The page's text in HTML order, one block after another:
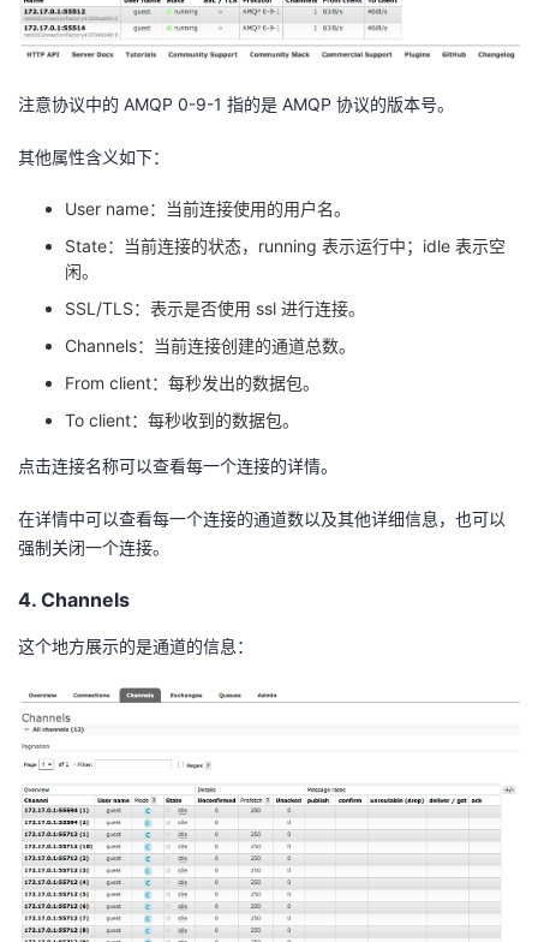
注意协议中的 AMQP 0-9-1 指的是 AMQP 协议的版本号。
其他属性含义如下：
User name：当前连接使用的用户名。
State：当前连接的状态，running 表示运行中；idle 表示空
闲。
SSL/TLS：表示是否使用 ssl 进行连接。
Channels：当前连接创建的通道总数。
From client：每秒发出的数据包。
To client：每秒收到的数据包。
点击连接名称可以查看每一个连接的详情。
在详情中可以查看每一个连接的通道数以及其他详细信息，也可以
强制关闭一个连接。
4. Channels
这个地方展示的是通道的信息：